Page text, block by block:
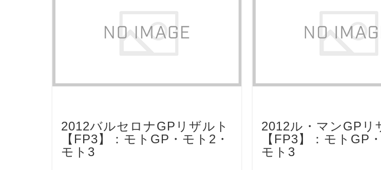
2012バルセロナGPリザルト
【FP3】：モトGP・モト2・
モト3
2012ル・マンGPリ
【FP3】：モトGP
モト3